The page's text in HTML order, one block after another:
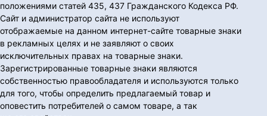
положениями статей 435, 437 Гражданского Кодекса РФ.
Сайт и администратор сайта не используют
отображаемые на данном интернет-сайте товарные знаки
в рекламных целях и не заявляют о своих
исключительных правах на товарные знаки.
Зарегистрированные товарные знаки являются
собственностью правообладателя и используются только
для того, чтобы определить предлагаемый товар и
оповестить потребителей о самом товаре, а так